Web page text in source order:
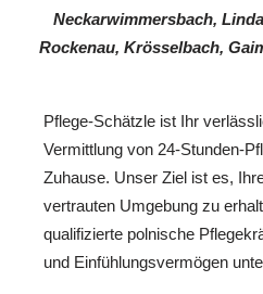
Neckarwimmersbach,
Rockenau, Krösselbach,
Pflege-Schätzle ist Ihr
Vermittlung von 24-Stunden-
Zuhause. Unser Ziel ist es,
vertrauten Umgebung zu
qualifizierte polnische
und Einfühlungsvermögen